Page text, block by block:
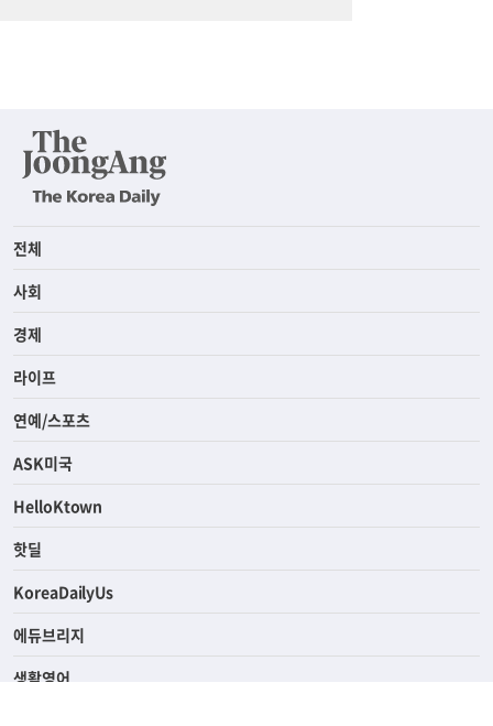
전체
사회
경제
라이프
연예/스포츠
ASK미국
HelloKtown
핫딜
KoreaDailyUs
에듀브리지
생활영어